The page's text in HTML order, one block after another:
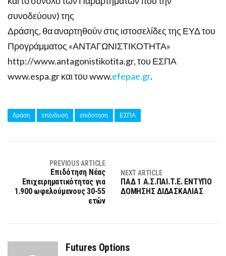
συνοδεύουν) της
Δράσης, θα αναρτηθούν στις ιστοσελίδες της ΕΥΔ του
Προγράμματος «ΑΝΤΑΓΩΝΙΣΤΙΚΟΤΗΤΑ»
http://www.antagonistikotita.gr, του ΕΣΠΑ
www.espa.gr και του www.efepae.gr.
δράση επένδυση επιδοτηση ΕΣΠΑ
PREVIOUS ARTICLE
Επιδότηση Νέας
Επιχειρηματικότητας για
1.900 ωφελούμενους 30-55
ετών
NEXT ARTICLE
ΠΑΔ 1 Α.Σ.ΠΑΙ.Τ.Ε. ΕΝΤΥΠΟ
ΔΟΜΗΣΗΣ ΔΙΔΑΣΚΑΛΙΑΣ
Futures Options